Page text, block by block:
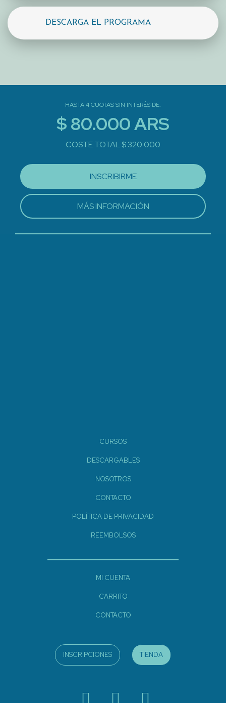
DESCARGA EL PROGRAMA
HASTA 4 CUOTAS SIN INTERÉS DE:
$ 80.000 ARS
COSTE TOTAL $ 320.000
INSCRIBIRME
MÁS INFORMACIÓN
CURSOS
DESCARGABLES
NOSOTROS
CONTACTO
POLÍTICA DE PRIVACIDAD
REEMBOLSOS
MI CUENTA
CARRITO
CONTACTO
INSCRIPCIONES TIENDA